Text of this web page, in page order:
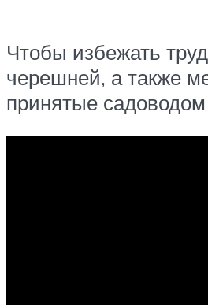
Чтобы избежать
черешней, а также
принятые